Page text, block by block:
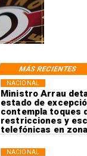
Ministro Arrau
estado de
contempla toques
restricciones y
telefónicas en
NACIONAL
NACIONAL
MÁS RECIENTES